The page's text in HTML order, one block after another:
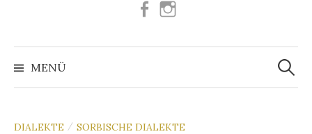
Facebook
MENÜ
Suchen
nach:
DIALEKTE / SORBISCHE DIALEKTE